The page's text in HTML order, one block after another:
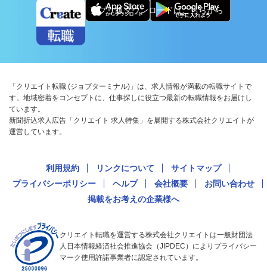
アプリ版ダウンロードはこちらから
「クリエイト転職 (ジョブターミナル)」は、求人情報が満載の転職サイトで
す。地域密着をコンセプトに、仕事探しに役立つ最新の転職情報をお届けし
ています。
新聞折込求人広告「クリエイト 求人特集」を展開する株式会社クリエイトが
運営しています。
利用規約 リンクについて
サイトマップ
プライバシーポリシー
ヘルプ 会社概要
お問い合わせ
掲載をお考えの企業様へ
クリエイト転職を運営する株式会社クリエイトは一般財団法
人日本情報経済社会推進協会（JIPDEC）によりプライバシー
マーク使用許諾事業者に認定されています。